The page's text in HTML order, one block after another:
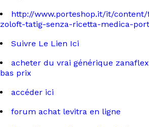
http://www.porteshop.it/it/
zoloft-tatig-senza-ricetta-medica-
Suivre Le Lien Ici
acheter du vrai générique
bas prix
accéder ici
forum achat levitra en ligne